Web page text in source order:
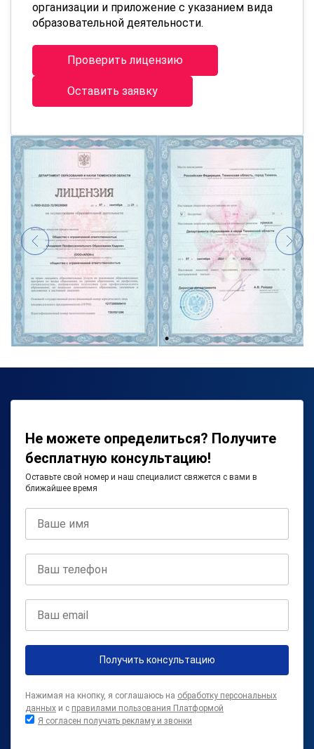
организации и приложение с указанием вида
образовательной деятельности.
Проверить лицензию
Оставить заявку
Не можете определиться? Получите
бесплатную консультацию!
Оставьте свой номер и наш специалист свяжется с вами в
ближайшее время
Получить консультацию
Нажимая на кнопку, я соглашаюсь на обработку персональных
данных и с правилами пользования Платформой
Я согласен получать рекламу и звонки